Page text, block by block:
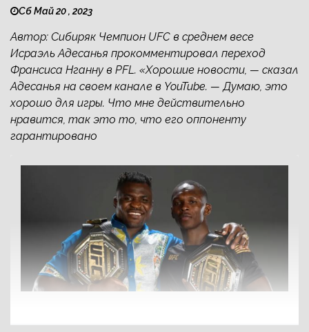
Сб Май 20 , 2023
Автор: Сибиряк Чемпион UFC в среднем весе
Исраэль Адесанья прокомментировал переход
Франсиса Нганну в PFL. «Хорошие новости, — сказал
Адесанья на своем канале в YouTube. — Думаю, это
хорошо для игры. Что мне действительно
нравится, так это то, что его оппоненту
гарантировано